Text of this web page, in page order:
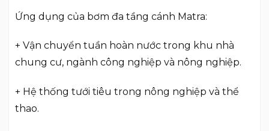
Ứng dụng của bơm đa tầng cánh Matra:
+ Vận chuyển tuần hoàn nước trong khu nhà
chung cư, ngành công nghiệp và nông nghiệp.
+ Hệ thống tưới tiêu trong nông nghiệp và thể
thao.